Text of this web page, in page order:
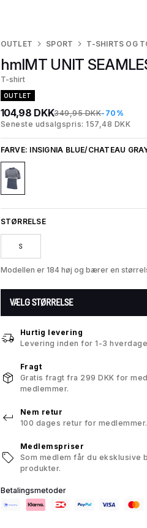
OUTLET SPORT T-SHIRTS OG
hmlMT UNIT
T-shirt
OUTLET
104,98 DKK349,95 DKK-70%
Seneste udsalgspris: 157,48 DKK
FARVE: INSIGNIA BLUE/CHATEAU
STØRRELSE
S
Modellen er 184 høj og bærer en
VÆLG STØRRELSE
Hurtig levering
Levering inden for 1-3
Fragt
Gratis fragt fra 299 DKK for
medlemmer.
Nem retur
100 dages retur for medlemmer.
Medlemspriser
Som medlem får du eksklusive
produkter.
Betalingsmetoder